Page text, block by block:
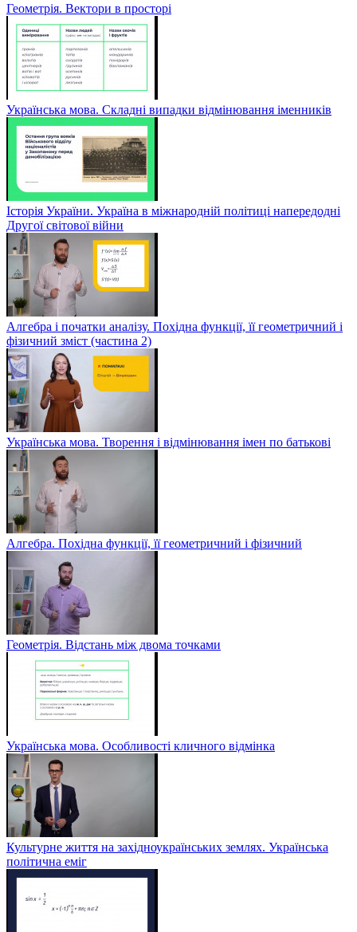
Геометрія. Вектори в просторі
Українська мова. Складні випадки відмінювання іменників
Історія України. Україна в міжнародній політиці напередодні
Другої світової війни
Алгебра і початки аналізу. Похідна функції, її геометричний і
фізичний зміст (частина 2)
Українська мова. Творення і відмінювання імен по батькові
Алгебра. Похідна функції, її геометричний і фізичний
Геометрія. Відстань між двома точками
Українська мова. Особливості кличного відмінка
Культурне життя на західноукраїнських землях. Українська
політична еміг